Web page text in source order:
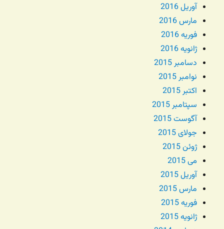
آوریل 2016
مارس 2016
فوریه 2016
ژانویه 2016
دسامبر 2015
نوامبر 2015
اکتبر 2015
سپتامبر 2015
آگوست 2015
جولای 2015
ژوئن 2015
می 2015
آوریل 2015
مارس 2015
فوریه 2015
ژانویه 2015